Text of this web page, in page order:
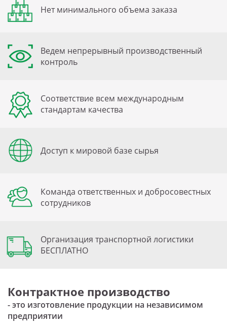
Нет минимального объема заказа
Ведем непрерывный производственный
контроль
Соответствие всем международным
стандартам качества
Доступ к мировой базе сырья
Команда ответственных и добросовестных
сотрудников
Организация транспортной логистики
БЕСПЛАТНО
Контрактное производство
- это изготовление продукции на независимом
предприятии